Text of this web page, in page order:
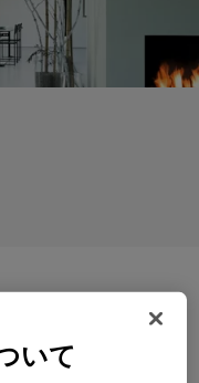
いて